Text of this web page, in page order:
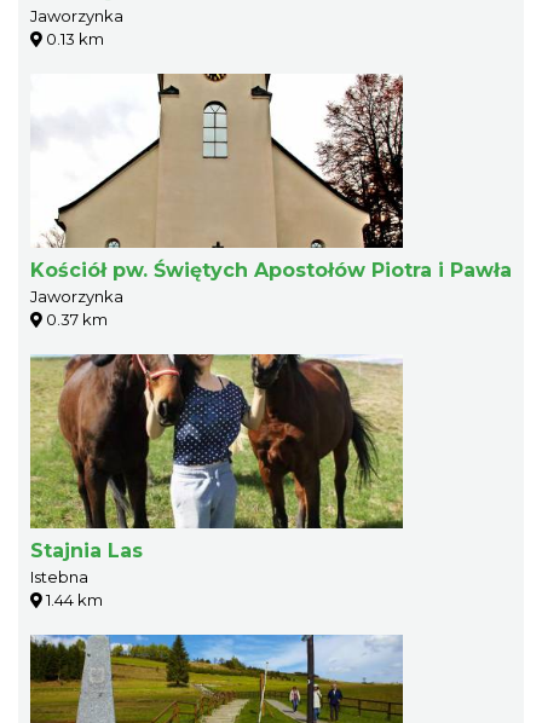
Jaworzynka
0.13 km
Kościół pw. Świętych Apostołów Piotra i Pawła
Jaworzynka
0.37 km
Stajnia Las
Istebna
1.44 km